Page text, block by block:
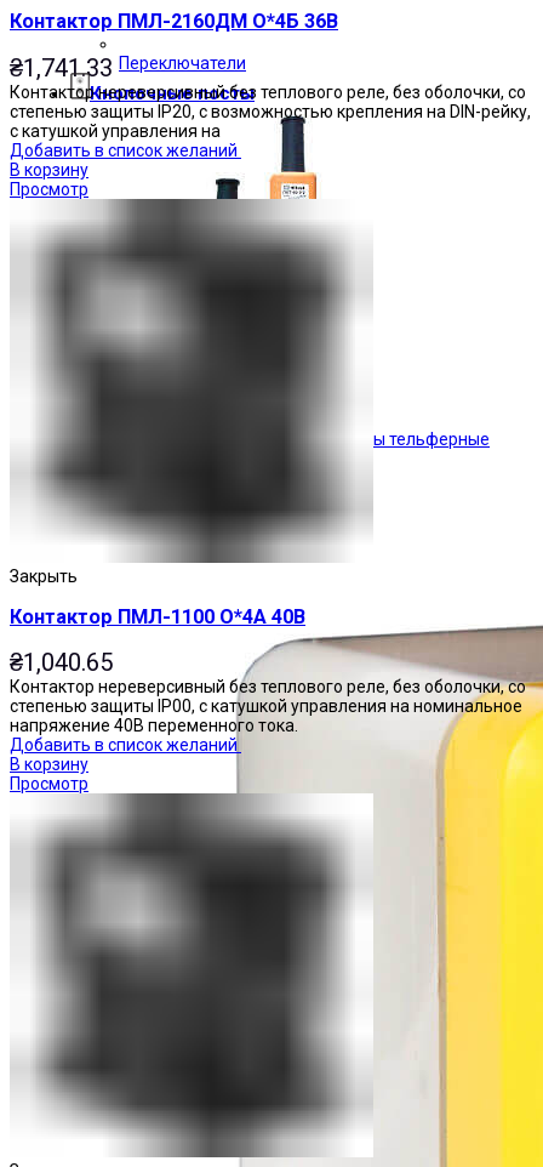
Переключатели
Кнопочные посты
Посты тельферные
Контактор ПМЛ-2160ДМ О*4Б 36В
₴1,741.33
Контактор нереверсивный без теплового реле, без оболочки, со
степенью защиты IP20, с возможностью крепления на DIN-рейку,
с катушкой управления на
Добавить в список желаний
В корзину
Просмотр
Закрыть
Контактор ПМЛ-1100 О*4А 40В
₴1,040.65
Контактор нереверсивный без теплового реле, без оболочки, со
степенью защиты IP00, с катушкой управления на номинальное
напряжение 40В переменного тока.
Добавить в список желаний
В корзину
Просмотр